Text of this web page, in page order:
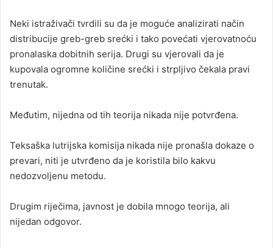
Neki istraživači tvrdili su da je moguće analizirati način
distribucije greb-greb srećki i tako povećati vjerovatnoću
pronalaska dobitnih serija. Drugi su vjerovali da je
kupovala ogromne količine srećki i strpljivo čekala pravi
trenutak.
Međutim, nijedna od tih teorija nikada nije potvrđena.
Teksaška lutrijska komisija nikada nije pronašla dokaze o
prevari, niti je utvrđeno da je koristila bilo kakvu
nedozvoljenu metodu.
Drugim riječima, javnost je dobila mnogo teorija, ali
nijedan odgovor.